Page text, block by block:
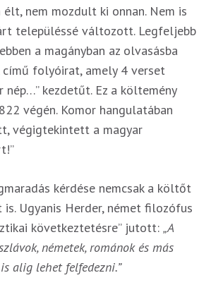
nem mozdult ki onnan. Nem is
településsé változott. Legfeljebb
a magányban az olvasásba
folyóirat, amely 4 verset
kezdetűt. Ez a költemény
végén. Komor hangulatában
végigtekintett a magyar
kérdése nemcsak a költőt
Ugyanis Herder, német filozófus
következtetésre” jutott: „A
németek, románok és más
alig lehet felfedezni.”